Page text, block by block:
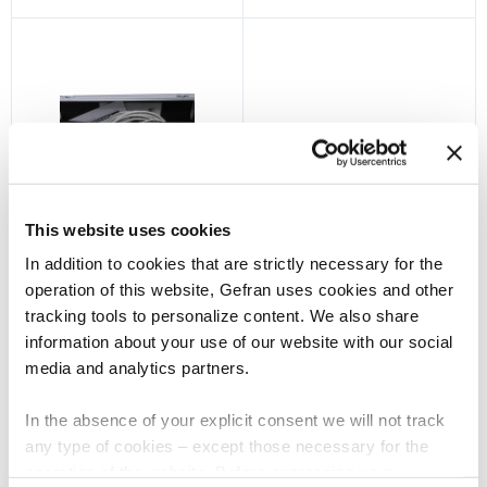
This website uses cookies
In addition to cookies that are strictly necessary for the
operation of this website, Gefran uses cookies and other
tracking tools to personalize content. We also share
information about your use of our website with our social
media and analytics partners.
In the absence of your explicit consent we will not track
any type of cookies – except those necessary for the
QE1008-DU-4D
deformazione colonne con
QE1008-DU-4USB